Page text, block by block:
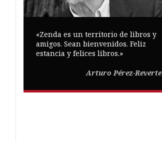
«Zenda es un territorio de libros y
amigos. Sean bienvenidos. Feliz
estancia y felices libros.»
Arturo Pérez-Reverte